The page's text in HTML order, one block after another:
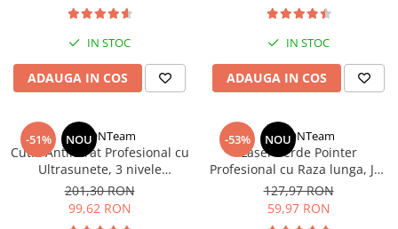
IN STOC
ADAUGA IN COS
IN STOC
ADAUGA IN COS
-51% NOU
StartONTeam
Cutie Antilatrat Profesional cu
Ultrasunete, 3 nivele
reglabile, de interior si
exterior
201,30 RON
99,62 RON
-53% NOU
StartONTeam
Laser Verde Pointer
Profesional cu Raza lunga, Joc
de Lumini, Acumulator, USB,
Pentru prezentari Birou si
Constructii
127,97 RON
59,97 RON